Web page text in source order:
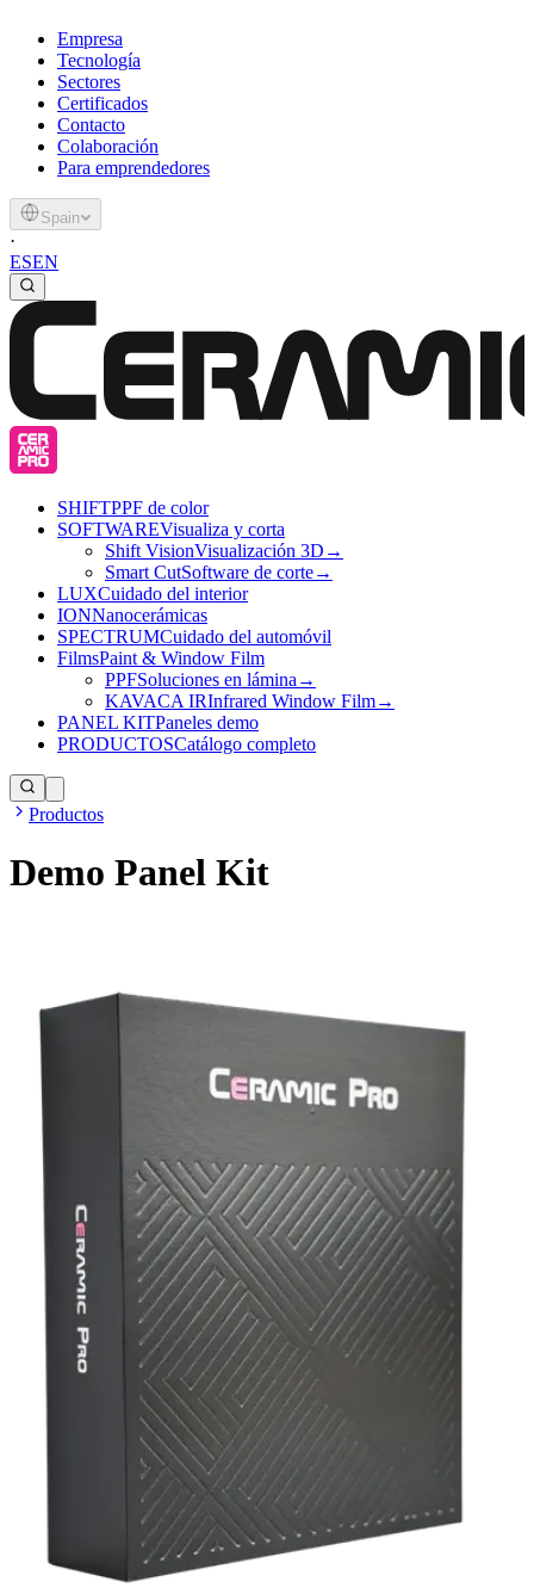
Empresa
Tecnología
Sectores
Certificados
Contacto
Colaboración
Para emprendedores
Spain
·
ESEN
SHIFTPPF de color
SOFTWAREVisualiza y corta
Shift VisionVisualización 3D →
Smart CutSoftware de corte→
LUXCuidado del interior
IONNanocerámicas
SPECTRUMCuidado del automóvil
FilmsPaint & Window Film
PPFSoluciones en lámina →
KAVACA IRInfrared Window Film→
PANEL KITPaneles demo
PRODUCTOSCatálogo completo
Productos
Demo Panel Kit